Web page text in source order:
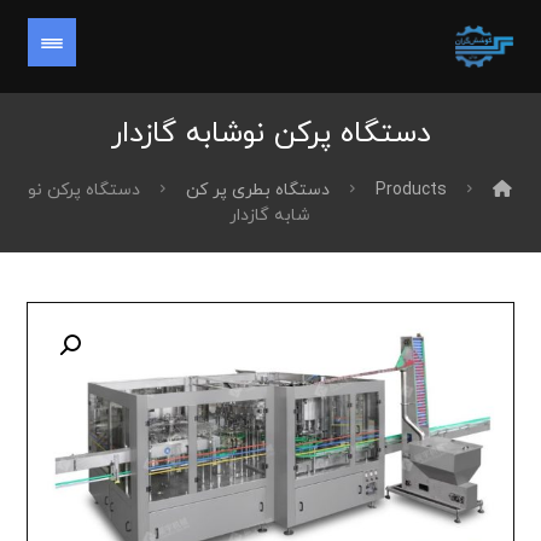
دستگاه پرکن نوشابه گازدار
Products دستگاه بطری پر کن
دستگاه پرکن نو
شابه گازدار